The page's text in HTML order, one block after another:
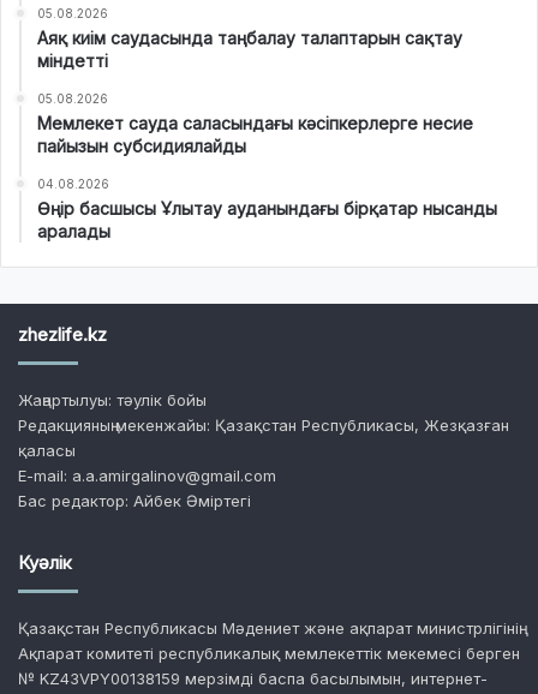
05.08.2026
Аяқ киім саудасында таңбалау талаптарын сақтау
міндетті
05.08.2026
Мемлекет сауда саласындағы кәсіпкерлерге несие
пайызын субсидиялайды
04.08.2026
Өңір басшысы Ұлытау ауданындағы бірқатар нысанды
аралады
zhezlife.kz
Жаңартылуы: тәулік бойы
Редакцияның мекенжайы: Қазақстан Республикасы, Жезқазған
қаласы
E-mail: a.a.amirgalinov@gmail.com
Бас редактор: Айбек Әміртегі
Куәлік
Қазақстан Республикасы Мәдениет және ақпарат министрлігінің
Ақпарат комитеті республикалық мемлекеттік мекемесі берген
№ KZ43VPY00138159 мерзімді баспа басылымын, интернет-